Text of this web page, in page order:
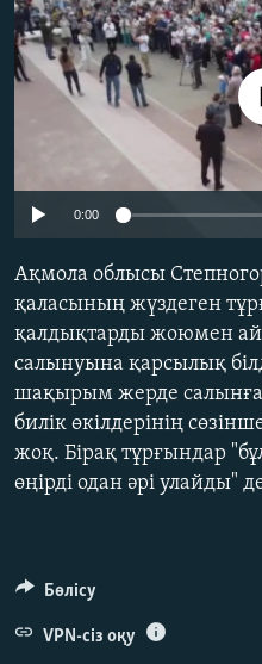
ЖАЗЫЛЫҢЫЗ
Басқа тілдерде
Auto
No media
0:00
Ақмола облысы
қаласының жүздеген
қалдықтарды жоюмен
салынуына қарсылық
шақырым жерде
билік өкілдерінің
жоқ. Бірақ тұрғындар
өңірді одан әрі улайды"
Бөлісу
VPN-сіз оқу